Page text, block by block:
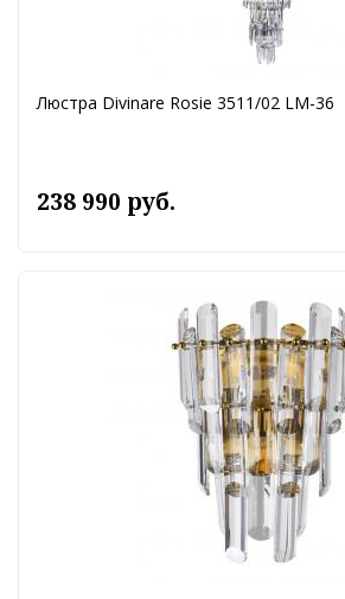
Люстра Divinare Rosie 3511/02 LM-36
238 990 руб.